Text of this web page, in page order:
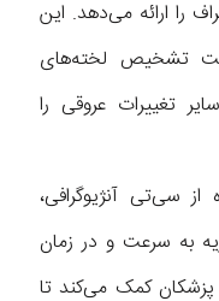
را ارائه می‌دهد. این
تشخیص لخته‌های
تغییرات عروقی را
از سی‌تی آنژیوگرافی،
به سرعت و در زمان
پزشکان کمک می‌کند تا